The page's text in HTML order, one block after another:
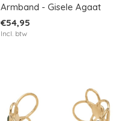
Armband - Gisele Agaat
€54,95
Incl. btw